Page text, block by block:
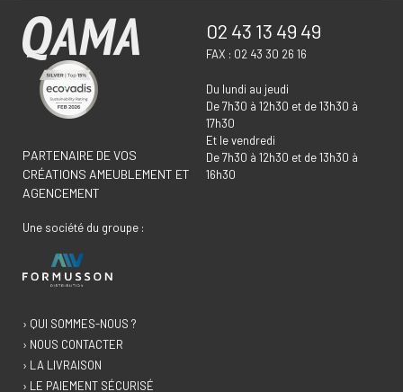
PARTENAIRE DE VOS
CRÉATIONS AMEUBLEMENT ET
AGENCEMENT
Une société du groupe :
02 43 13 49 49
FAX : 02 43 30 26 16
Du lundi au jeudi
De 7h30 à 12h30 et de 13h30 à
17h30
Et le vendredi
De 7h30 à 12h30 et de 13h30 à
16h30
› QUI SOMMES-NOUS ?
› NOUS CONTACTER
› LA LIVRAISON
› LE PAIEMENT SÉCURISÉ